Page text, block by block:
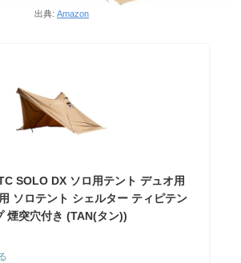
出典: Amazon
SOLO DX ソロ用テント デュオ用
ソロテント シェルター ティピテン
煙突穴付き (TAN(タン))